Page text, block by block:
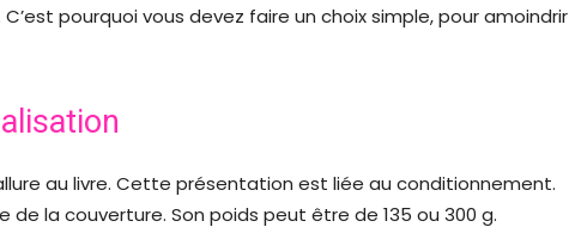
pourquoi vous devez faire un choix simple, pour amoindrir
au livre. Cette présentation est liée au conditionnement.
de la couverture. Son poids peut être de 135 ou 300 g.